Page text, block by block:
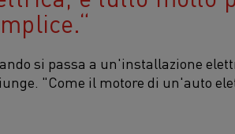
si passa a un'installazione
"Come il motore di un'auto